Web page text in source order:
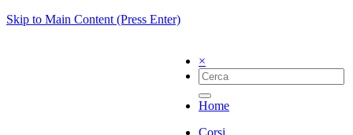
Skip to Main Content (Press Enter)
×
Home
Corsi